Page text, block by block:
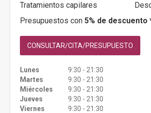
Tratamientos capilares
Presupuestos con 5% de descuento
CONSULTAR/CITA/PRESUPUESTO
Lunes
9:30 - 21:30
Martes
9:30 - 21:30
Miércoles
9:30 - 21:30
Jueves
9:30 - 21:30
Viernes
9:30 - 21:30